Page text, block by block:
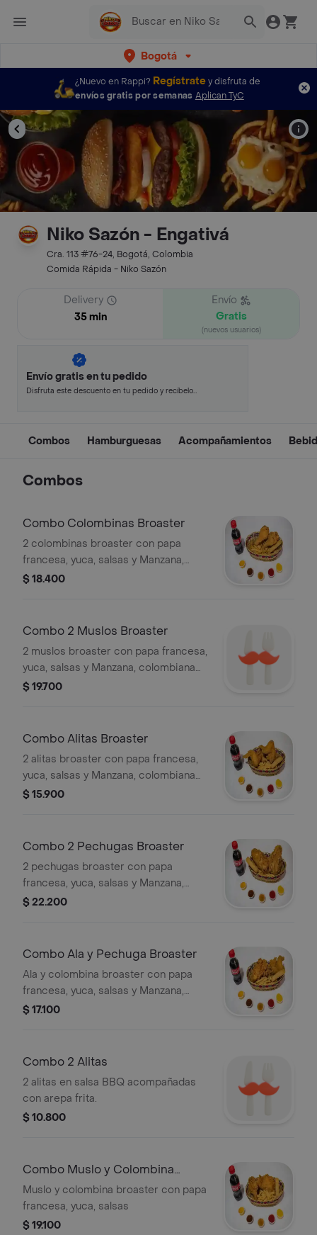
Bogotá
¿Nuevo en Rappi? Regístratey disfruta de
envíos gratis por semanas Aplican TyC
Niko Sazón - Engativá
Cra. 113 #76-24, Bogotá, Colombia
Comida Rápida - Niko Sazón
Delivery
35 min
Envío
Gratis
(nuevos usuarios)
Envío gratis en tu pedido
Disfruta este descuento en tu pedido y recíbelo
Combos Hamburguesas Acompañamientos
Combos
Combo Colombinas Broaster
2 colombinas broaster con papa
francesa, yuca, salsas y Manzana,
colombiana 250 Ml
$ 18.400
Combo 2 Muslos Broaster
2 muslos broaster con papa francesa,
yuca, salsas y Manzana, colombiana
250 Ml
$ 19.700
Combo Alitas Broaster
2 alitas broaster con papa francesa,
yuca, salsas y Manzana, colombiana
250 Ml
$ 15.900
Combo 2 Pechugas Broaster
2 pechugas broaster con papa
francesa, yuca, salsas y Manzana,
colombiana 250 Ml
$ 22.200
Combo Ala y Pechuga Broaster
Ala y colombina broaster con papa
francesa, yuca, salsas y Manzana,
colombiana 250 Ml
$ 17.100
Combo 2 Alitas
2 alitas en salsa BBQ acompañadas
con arepa frita.
$ 10.800
Combo Muslo y Colombina
Broaster
Muslo y colombina broaster con papa
francesa, yuca, salsas
$ 19.100